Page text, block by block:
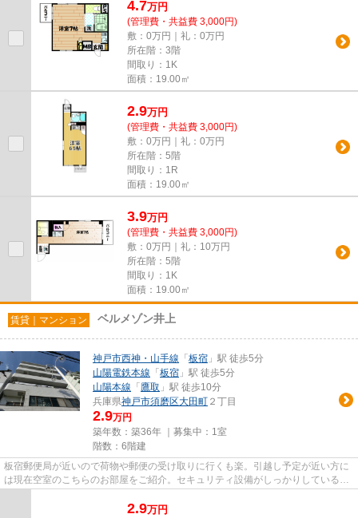
4.7万円
(管理費・共益費 3,000円)
敷：0万円｜礼：0万円
所在階：3階
間取り：1K
面積：19.00㎡
2.9万円
(管理費・共益費 3,000円)
敷：0万円｜礼：0万円
所在階：5階
間取り：1R
面積：19.00㎡
3.9万円
(管理費・共益費 3,000円)
敷：0万円｜礼：10万円
所在階：5階
間取り：1K
面積：19.00㎡
賃貸｜マンション ベルメゾン井上
神戸市西神・山手線 「 板宿 」駅 徒歩5分
山陽電鉄本線 「 板宿 」駅 徒歩5分
山陽本線 「 鷹取 」駅 徒歩10分
兵庫県神戸市須磨区大田町 ２丁目
2.9万円
築年数：築36年 ｜募集中： 1室
階数：6階建
板宿郵便局が近いので荷物や郵便の受け取りに行くも楽。引越し予定が近い方に
は現在空室のこちらのお部屋をご紹介。セキュリティ設備がしっかりしているマ
2.9万円